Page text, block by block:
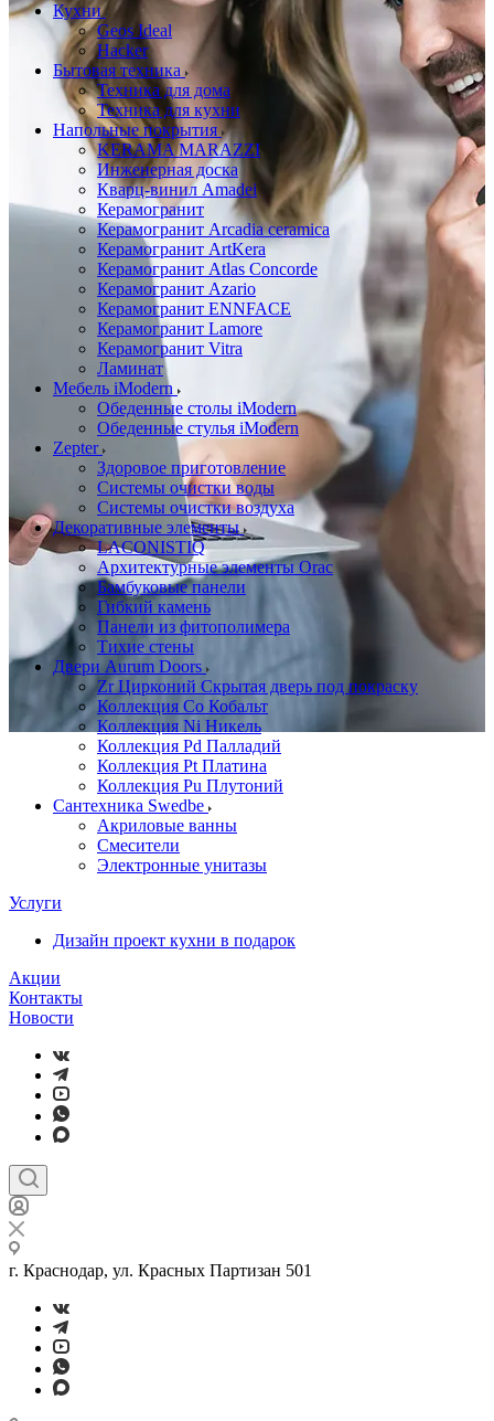
Кухни
Geos Ideal
Hacker
Бытовая техника
Техника для дома
Техника для кухни
Напольные покрытия
KERAMA MARAZZI
Инженерная доска
Кварц-винил Amadei
Керамогранит
Керамогранит Arcadia ceramica
Керамогранит ArtKera
Керамогранит Atlas Concorde
Керамогранит Azario
Керамогранит ENNFACE
Керамогранит Lamore
Керамогранит Vitra
Ламинат
Мебель iModern
Обеденные столы iModern
Обеденные стулья iModern
Zepter
Здоровое приготовление
Системы очистки воды
Системы очистки воздуха
Декоративные элементы
LACONISTIQ
Архитектурные элементы Orac
Бамбуковые панели
Гибкий камень
Панели из фитополимера
Тихие стены
Двери Aurum Doors
Zr Цирконий Скрытая дверь под покраску
Коллекция Co Кобальт
Коллекция Ni Никель
Коллекция Pd Палладий
Коллекция Pt Платина
Коллекция Pu Плутоний
Сантехника Swedbe
Акриловые ванны
Смесители
Электронные унитазы
Услуги
Дизайн проект кухни в подарок
Акции
Контакты
Новости
г. Краснодар, ул. Красных Партизан 501